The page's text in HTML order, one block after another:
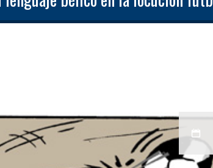
admin-